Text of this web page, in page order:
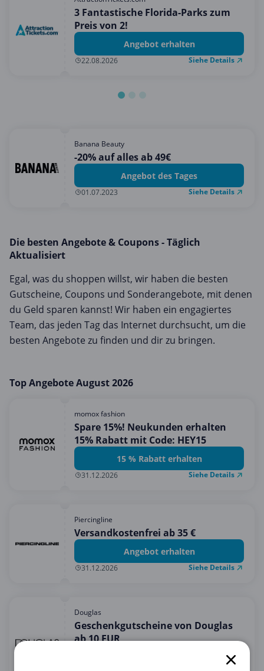
Mobilfunk & Internet
Mode & Accessoires
3 Fantastische Florida-Parks zum
Preis von 2!
Angebot erhalten
22.08.2026 Siehe Details
Banana Beauty
-20% auf alles ab 49€
Angebot des Tages
01.07.2023 Siehe Details
Die besten Angebote & Coupons - Täglich
Aktualisiert
Egal, was du shoppen willst, wir haben die besten
Gutscheine, Coupons und Sonderangebote, mit denen
du Geld sparen kannst! Wir haben ein engagiertes
Team, das jeden Tag das Internet durchsucht, um die
besten Angebote zu finden und dir zu bringen.
Top Angebote August 2026
momox fashion
Spare 15%! Neukunden erhalten
15% Rabatt mit Code: HEY15
15 % Rabatt erhalten
31.12.2026 Siehe Details
Piercingline
Versandkostenfrei ab 35 €
Angebot erhalten
31.12.2026 Siehe Details
Douglas
Geschenkgutscheine von Douglas
ab 10 EUR